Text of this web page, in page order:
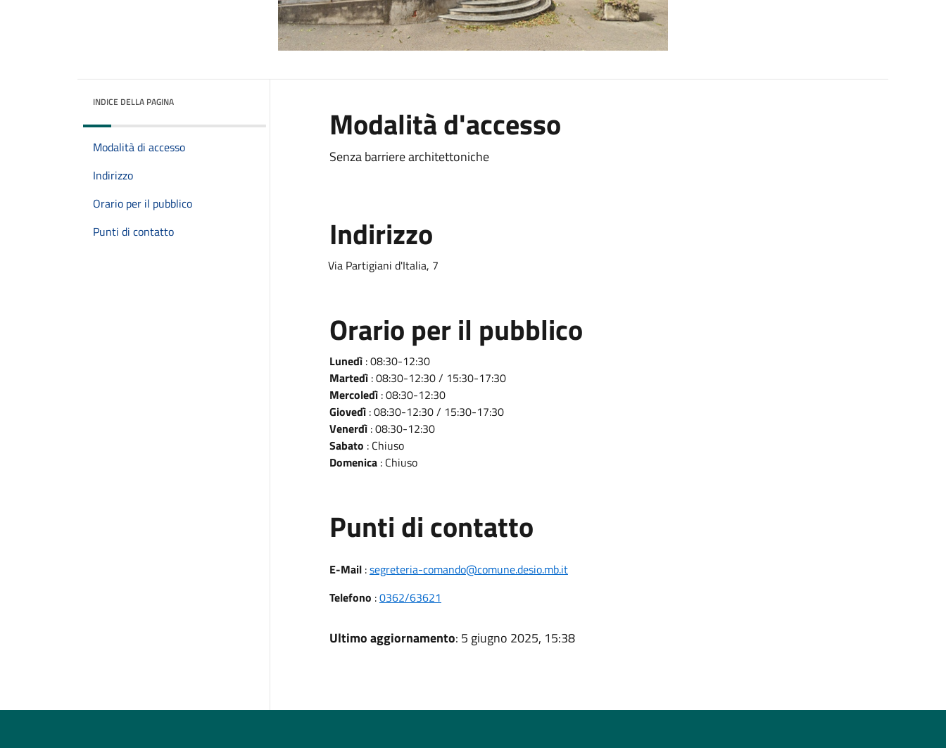
INDICE DELLA PAGINA
Modalità di accesso
Indirizzo
Orario per il pubblico
Punti di contatto
Modalità d'accesso
Senza barriere architettoniche
Indirizzo
Via Partigiani d'Italia, 7
Orario per il pubblico
Lunedì: 08:30-12:30
Martedì: 08:30-12:30 / 15:30-17:30
Mercoledì: 08:30-12:30
Giovedì: 08:30-12:30 / 15:30-17:30
Venerdì: 08:30-12:30
Sabato : Chiuso
Domenica: Chiuso
Punti di contatto
E-Mail:segreteria-comando@comune.desio.mb.it
Telefono :0362/63621
Ultimo aggiornamento: 5 giugno 2025, 15:38